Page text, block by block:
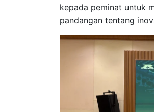
kepada peminat untuk
pandangan tentang